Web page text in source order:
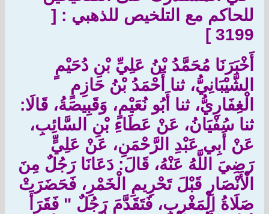
للحاكم مع التلخيص للذهبي : [
3199 ]
أَخْبَرَنَا مُحَمَّدُ بْنُ عَلِيِّ بْنِ دُحَيْمٍ
الشَّيْبَانِيُّ، ثنا أَحْمَدُ بْنُ حَازِمٍ
الْغِفَارِيُّ، ثنا أَبُو نُعَيْمٍ، وَقَبِيصَةُ، قَالَا:
ثنا سُفْيَانُ، عَنْ عَطَاءِ بْنِ السَّائِبِ،
عَنْ أَبِي عَبْدِ الرَّحْمَنِ، عَنْ عَلِيٍّ
رَضِيَ اللَّهُ عَنْهُ، قَالَ: دَعَانَا رَجُلٌ مِنَ
الْأَنْصَارِ قَبْلَ تَحْرِيمِ الْخَمْرِ، فَحَضَرَتْ
صَلَاةُ الْمَغْرِبِ، فَتَقَدَّمَ رَجُلٌ " فَقَرَأَ